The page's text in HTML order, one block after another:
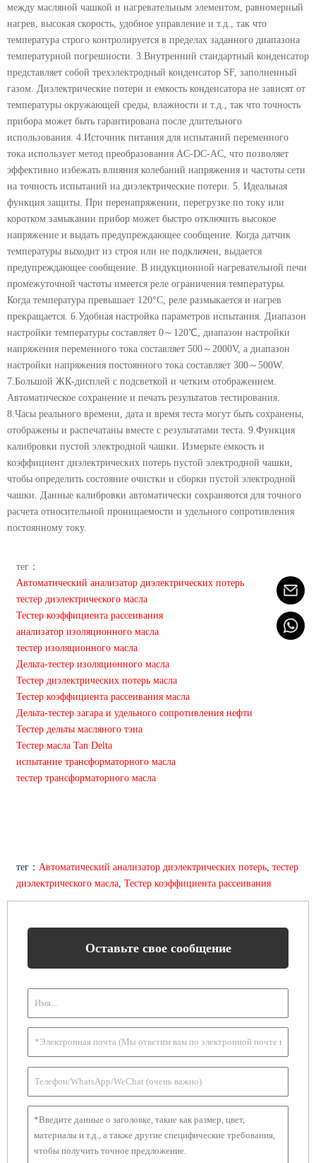
между масляной чашкой и нагревательным элементом, равномерный
нагрев, высокая скорость, удобное управление и т.д., так что
температура строго контролируется в пределах заданного диапазона
температурной погрешности. 3.Внутренний стандартный конденсатор
представляет собой трехэлектродный конденсатор SF, заполненный
газом. Диэлектрические потери и емкость конденсатора не зависят от
температуры окружающей среды, влажности и т.д., так что точность
прибора может быть гарантирована после длительного
использования. 4.Источник питания для испытаний переменного
тока использует метод преобразования AC-DC-AC, что позволяет
эффективно избежать влияния колебаний напряжения и частоты сети
на точность испытаний на диэлектрические потери. 5. Идеальная
функция защиты. При перенапряжении, перегрузке по току или
коротком замыкании прибор может быстро отключить высокое
напряжение и выдать предупреждающее сообщение. Когда датчик
температуры выходит из строя или не подключен, выдается
предупреждающее сообщение. В индукционной нагревательной печи
промежуточной частоты имеется реле ограничения температуры.
Когда температура превышает 120°C, реле размыкается и нагрев
прекращается. 6.Удобная настройка параметров испытания. Диапазон
настройки температуры составляет 0～120℃, диапазон настройки
напряжения переменного тока составляет 500～2000V, а диапазон
настройки напряжения постоянного тока составляет 300～500W.
7.Большой ЖК-дисплей с подсветкой и четким отображением.
Автоматическое сохранение и печать результатов тестирования.
8.Часы реального времени, дата и время теста могут быть сохранены,
отображены и распечатаны вместе с результатами теста. 9.Функция
калибровки пустой электродной чашки. Измерьте емкость и
коэффициент диэлектрических потерь пустой электродной чашки,
чтобы определить состояние очистки и сборки пустой электродной
чашки. Данные калибровки автоматически сохраняются для точного
расчета относительной проницаемости и удельного сопротивления
постоянному току.
тег：
Автоматический анализатор диэлектрических потерь
тестер диэлектрического масла
Тестер коэффициента рассеивания
анализатор изоляционного масла
тестер изоляционного масла
Дельта-тестер изоляционного масла
Тестер диэлектрических потерь масла
Тестер коэффициента рассеивания масла
Дельта-тестер загара и удельного сопротивления нефти
Тестер дельты масляного тэна
Тестер масла Tan Delta
испытание трансформаторного масла
тестер трансформаторного масла
тег： Автоматический анализатор диэлектрических потерь, тестер
диэлектрического масла, Тестер коэффициента рассеивания
Оставьте свое сообщение